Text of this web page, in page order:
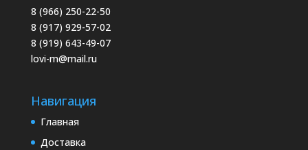
8 (966) 250-22-50
8 (917) 929-57-02
8 (919) 643-49-07
lovi-m@mail.ru
Навигация
Главная
Доставка